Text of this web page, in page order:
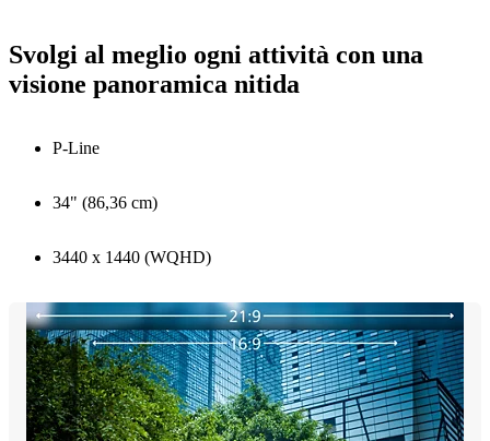
Svolgi al meglio ogni attività con una
visione panoramica nitida
P-Line
34" (86,36 cm)
3440 x 1440 (WQHD)